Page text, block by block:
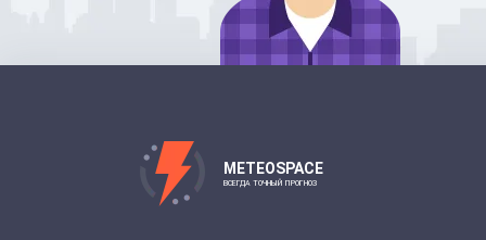
METEOSPACE
ВСЕГДА ТОЧНЫЙ ПРОГНОЗ